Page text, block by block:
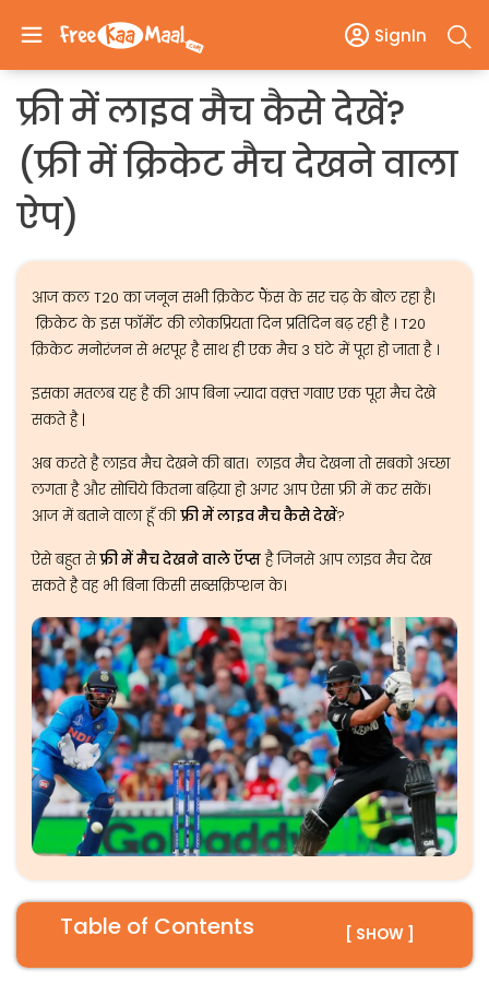
SignIn
फ्री में लाइव मैच कैसे देखें?
(फ्री में क्रिकेट मैच देखने वाला
ऐप)
आज कल T20 का जनून सभी क्रिकेट फैंस के सर चढ़ के बोल रहा है।
क्रिकेट के इस फॉर्मेट की लोकप्रियता दिन प्रतिदिन बढ़ रही है । T20
क्रिकेट मनोरंजन से भरपूर है साथ ही एक मैच 3 घंटे में पूरा हो जाता है ।
इसका मतलब यह है की आप बिना ज़्यादा वक़्त गवाए एक पूरा मैच देखे
सकते है |
अब करते है लाइव मैच देखने की बात। लाइव मैच देखना तो सबको अच्छा
लगता है और सोचिये कितना बढ़िया हो अगर आप ऐसा फ्री में कर सकें।
आज में बताने वाला हूँ कीफ्री में लाइव मैच कैसे देखें?
ऐसे बहुत सेफ्री में मैच देखने वाले ऍप्सहै जिनसे आप लाइव मैच देख
सकते है वह भी बिना किसी सब्सक्रिप्शन के।
Table of Contents [ SHOW ]